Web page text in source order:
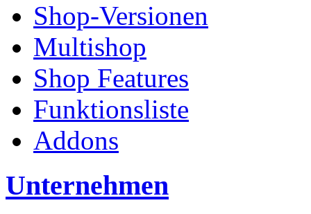
Shop-Versionen
Multishop
Shop Features
Funktionsliste
Addons
Unternehmen